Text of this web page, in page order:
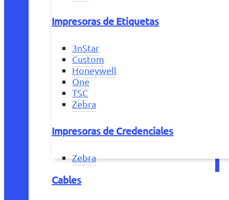
Impresoras de Etiquetas
3nStar
Custom
Honeywell
One
TSC
Zebra
Impresoras de Credenciales
Zebra
Cables